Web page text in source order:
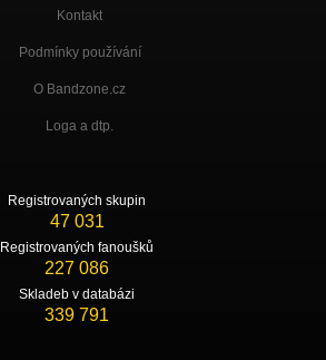
Kontakt
Podmínky používání
O Bandzone.cz
Loga a dtp.
Registrovaných skupin
47 031
Registrovaných fanoušků
227 086
Skladeb v databázi
339 791